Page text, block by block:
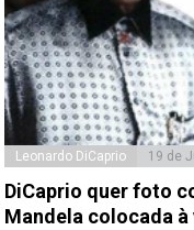
Leonardo DiCaprio 19 de
DiCaprio quer foto
Mandela colocada à